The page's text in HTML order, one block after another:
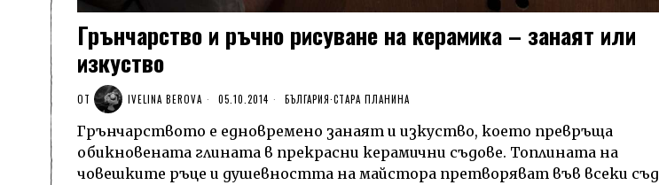
Грънчарство и ръчно рисуване на керамика – занаят или
изкуство
ОТ IVELINA BEROVA 05.10.2014 БЪЛГАРИЯ·СТАРА ПЛАНИНА
Грънчарството е едновремено занаят и изкуство, което превръща
обикновената глината в прекрасни керамични съдове. Топлината на
човешките ръце и душевността на майстора претворяват във всеки съд